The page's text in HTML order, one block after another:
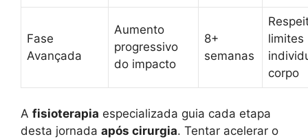
Fase
Avançada
Aumento
progressivo
do impacto
8+
semanas
limites
corpo
A fisioterapia especializada guia cada etapa
desta jornada após cirurgia. Tentar acelerar o